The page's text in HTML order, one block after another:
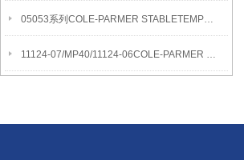
05053系列COLE-PARMER STABLETEMP真空烘箱
11124-07/MP40/11124-06COLE-PARMER SYMMETRY MB水分测定天平